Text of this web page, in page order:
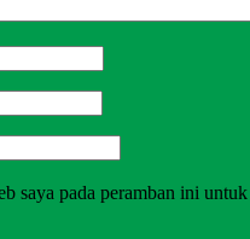
saya pada peramban ini